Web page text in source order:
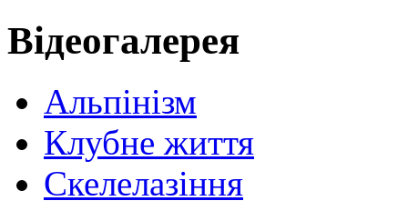
Відеогалерея
Альпінізм
Клубне життя
Скелелазіння